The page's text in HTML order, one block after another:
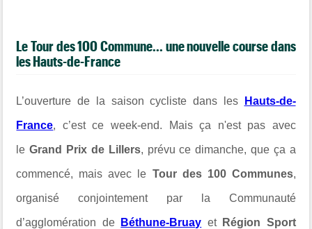
Le Tour des 100 Commune... une nouvelle course dans
les Hauts-de-France
L’ouverture de la saison cycliste dans les Hauts-de-
France, c’est ce week-end. Mais ça n'est pas avec
leGrand Prix de Lillers, prévu ce dimanche, que ça a
commencé, mais avec le Tour des 100 Communes,
organisé conjointement par la Communauté
d’agglomération de Béthune-Bruay et Région Sport